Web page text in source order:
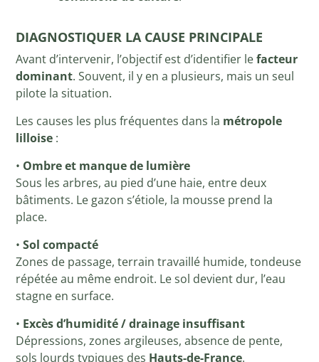
DIAGNOSTIQUER LA CAUSE PRINCIPALE
Avant d’intervenir, l’objectif est d’identifier lefacteur
dominant. Souvent, il y en a plusieurs, mais un seul
pilote la situation.
Les causes les plus fréquentes dans la métropole
lilloise :
• Ombre et manque de lumière
Sous les arbres, au pied d’une haie, entre deux
bâtiments. Le gazon s’étiole, la mousse prend la
place.
•Sol compacté
Zones de passage, terrain travaillé humide, tondeuse
répétée au même endroit. Le sol devient dur, l’eau
stagne en surface.
• Excès d’humidité / drainage insuffisant
Dépressions, zones argileuses, absence de pente,
sols lourds typiques des Hauts-de-France.